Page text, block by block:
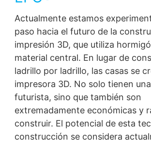
Actualmente estamos
paso hacia el futuro de la
impresión 3D, que utiliza
material central. En lugar de
ladrillo por ladrillo, las casas se
impresora 3D. No solo tienen
futurista, sino que también son
extremadamente económicas y
construir. El potencial de esta
construcción se considera